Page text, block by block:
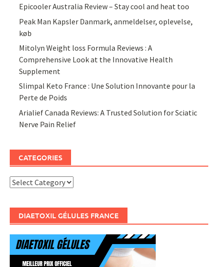
Epicooler Australia Review – Stay cool and heat too
Peak Man Kapsler Danmark, anmeldelser, oplevelse,
køb
Mitolyn Weight loss Formula Reviews : A
Comprehensive Look at the Innovative Health
Supplement
Slimpal Keto France : Une Solution Innovante pour la
Perte de Poids
Arialief Canada Reviews: A Trusted Solution for Sciatic
Nerve Pain Relief
CATEGORIES
Categories
DIAETOXIL GÉLULES FRANCE